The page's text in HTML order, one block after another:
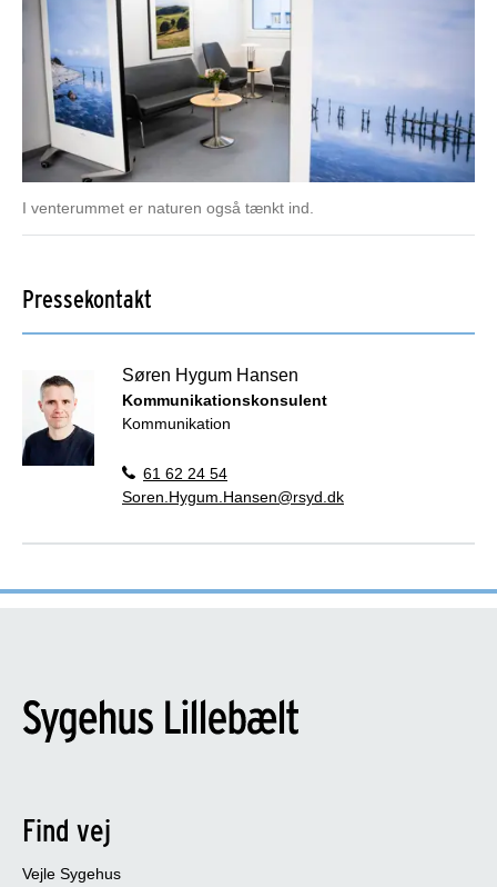
I venterummet er naturen også tænkt ind.
Pressekontakt
Søren Hygum Hansen
Kommunikationskonsulent
Kommunikation
61 62 24 54
Soren.Hygum.Hansen@rsyd.dk
Find vej
Vejle Sygehus